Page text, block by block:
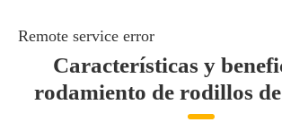
Remote service error
Características y
rodamiento de rodillos